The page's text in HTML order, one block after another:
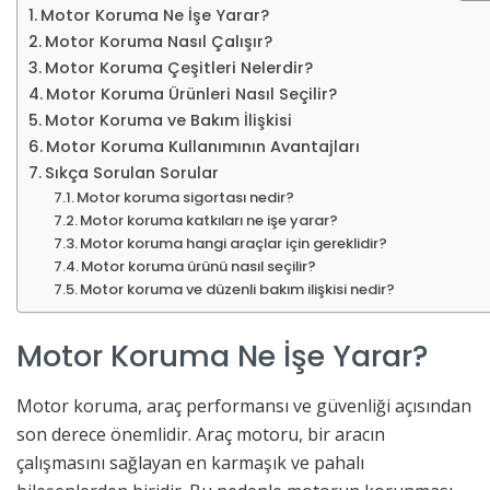
Motor Koruma Ne İşe Yarar?
Motor Koruma Nasıl Çalışır?
Motor Koruma Çeşitleri Nelerdir?
Motor Koruma Ürünleri Nasıl Seçilir?
Motor Koruma ve Bakım İlişkisi
Motor Koruma Kullanımının Avantajları
Sıkça Sorulan Sorular
Motor koruma sigortası nedir?
Motor koruma katkıları ne işe yarar?
Motor koruma hangi araçlar için gereklidir?
Motor koruma ürünü nasıl seçilir?
Motor koruma ve düzenli bakım ilişkisi nedir?
Motor Koruma Ne İşe Yarar?
Motor koruma, araç performansı ve güvenliği açısından
son derece önemlidir. Araç motoru, bir aracın
çalışmasını sağlayan en karmaşık ve pahalı